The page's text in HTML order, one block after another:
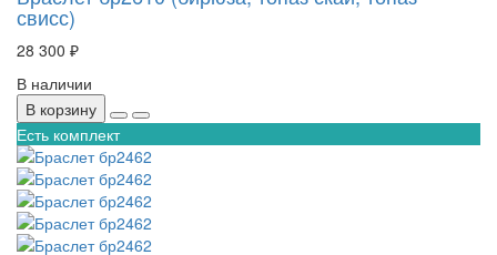
свисс)
28 300 ₽
В наличии
В корзину
Есть комплект